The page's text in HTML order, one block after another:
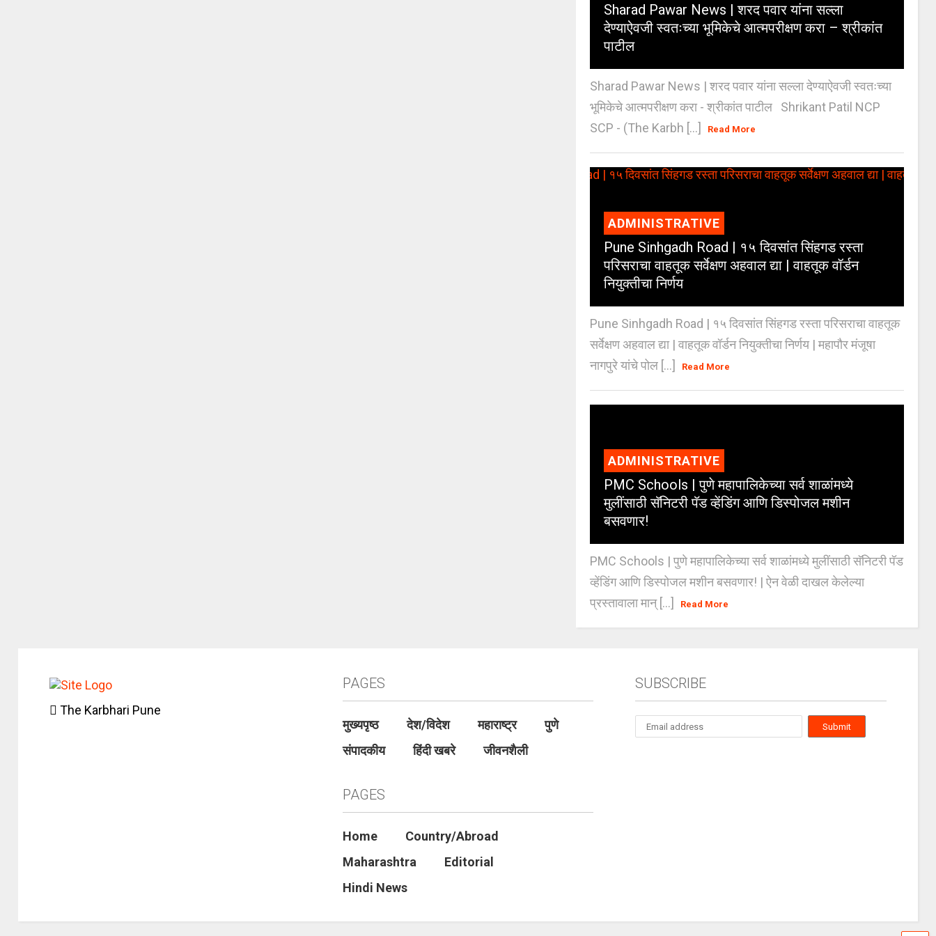
Sharad Pawar News | शरद पवार यांना सल्ला
देण्याऐवजी स्वतःच्या भूमिकेचे आत्मपरीक्षण करा – श्रीकांत
पाटील
Sharad Pawar News | शरद पवार यांना सल्ला देण्याऐवजी स्वतःच्या
भूमिकेचे आत्मपरीक्षण करा - श्रीकांत पाटील Shrikant Patil NCP
SCP - (The Karbh [...]
Read More
ADMINISTRATIVE
Pune Sinhgadh Road | १५ दिवसांत सिंहगड रस्ता
परिसराचा वाहतूक सर्वेक्षण अहवाल द्या | वाहतूक वॉर्डन
नियुक्तीचा निर्णय
Pune Sinhgadh Road | १५ दिवसांत सिंहगड रस्ता परिसराचा वाहतूक
सर्वेक्षण अहवाल द्या | वाहतूक वॉर्डन नियुक्तीचा निर्णय | महापौर मंजूषा
नागपुरे यांचे पोल [...]
Read More
ADMINISTRATIVE
PMC Schools | पुणे महापालिकेच्या सर्व शाळांमध्ये
मुलींसाठी सॅनिटरी पॅड व्हेंडिंग आणि डिस्पोजल मशीन
बसवणार!
PMC Schools | पुणे महापालिकेच्या सर्व शाळांमध्ये मुलींसाठी सॅनिटरी पॅड
व्हेंडिंग आणि डिस्पोजल मशीन बसवणार! | ऐन वेळी दाखल केलेल्या
प्रस्तावाला मान् [...]
Read More
The Karbhari Pune
PAGES
मुख्यपृष्ठ देश/विदेश महाराष्ट्र
पुणे
संपादकीय
हिंदी खबरे जीवनशैली
PAGES
Home
Country/Abroad
Maharashtra
Editorial
Hindi News
SUBSCRIBE